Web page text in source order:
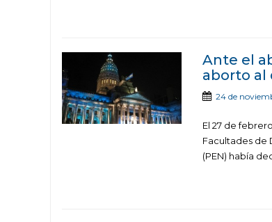
Ante el
aborto al
24 de
El 27 de
Facultades de
(PEN) había